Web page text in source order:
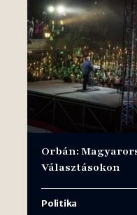
Orbán:
Választásokon
Politika